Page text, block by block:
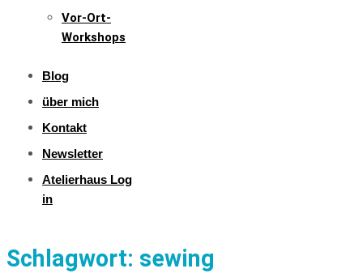
Vor-Ort-
Workshops
Blog
über mich
Kontakt
Newsletter
Atelierhaus Log
in
Schlagwort: sewing